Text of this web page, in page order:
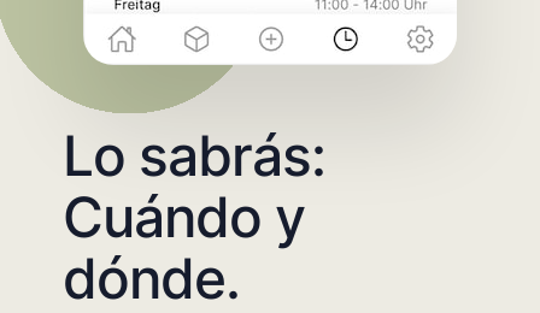
Lo sabrás:
Cuándo y
dónde.